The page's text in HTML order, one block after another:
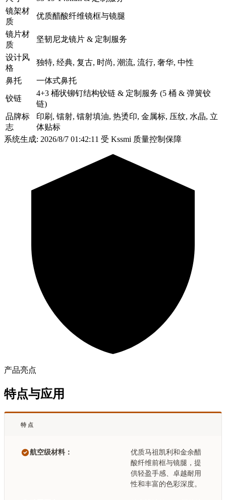
镜架材
质
优质醋酸纤维镜框与镜腿
镜片材
质
坚韧尼龙镜片 & 定制服务
设计风
格
独特, 经典, 复古, 时尚, 潮流, 流行, 奢华, 中性
鼻托 一体式鼻托
铰链
4+3 桶状铆钉结构铰链 & 定制服务 (5 桶 & 弹簧铰
链)
品牌标
志
印刷, 镭射, 镭射填油, 热烫印, 金属标, 压纹, 水晶, 立
体贴标
系统生成: 2026/8/7 01:42:11 受 Kssmi 质量控制保障
产品亮点
特点与应用
特点
航空级材料：
优质马祖凯利和金余醋
酸纤维前框与镜腿，提
供轻盈手感、卓越耐用
性和丰富的色彩深度。